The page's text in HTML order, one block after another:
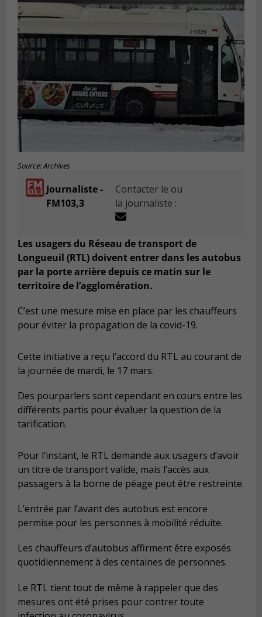
Source: Archives
Journaliste -
FM103,3
Contacter le ou
la journaliste :
Les usagers du Réseau de transport de
Longueuil (RTL) doivent entrer dans les autobus
par la porte arrière depuis ce matin sur le
territoire de l’agglomération.
C’est une mesure mise en place par les chauffeurs
pour éviter la propagation de la covid-19.
Cette initiative a reçu l’accord du RTL au courant de
la journée de mardi, le 17 mars.
Des pourparlers sont cependant en cours entre les
différents partis pour évaluer la question de la
tarification.
Pour l’instant, le RTL demande aux usagers d’avoir
un titre de transport valide, mais l’accès aux
passagers à la borne de péage peut être restreinte.
L’entrée par l’avant des autobus est encore
permise pour les personnes à mobilité réduite.
Les chauffeurs d’autobus affirment être exposés
quotidiennement à des centaines de personnes.
Le RTL tient tout de même à rappeler que des
mesures ont été prises pour contrer toute